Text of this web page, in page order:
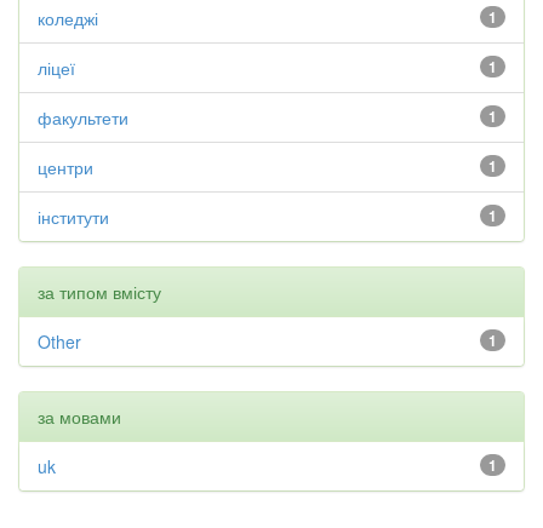
1
коледжі
1
ліцеї
1
факультети
1
центри
1
інститути
за типом вмісту
1
Other
за мовами
1
uk